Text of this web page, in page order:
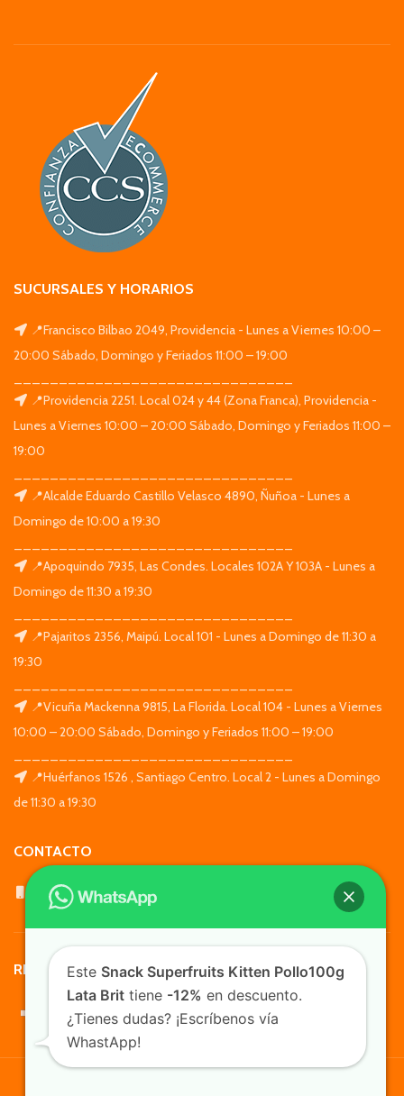
SUCURSALES Y HORARIOS
📍Francisco Bilbao 2049, Providencia - Lunes a Viernes 10:00 –
20:00 Sábado, Domingo y Feriados 11:00 – 19:00
📍Providencia 2251. Local 024 y 44 (Zona Franca), Providencia -
Lunes a Viernes 10:00 – 20:00 Sábado, Domingo y Feriados 11:00 –
19:00
📍Alcalde Eduardo Castillo Velasco 4890, Ñuñoa - Lunes a
Domingo de 10:00 a 19:30
📍Apoquindo 7935, Las Condes. Locales 102A Y 103A - Lunes a
Domingo de 11:30 a 19:30
📍Pajaritos 2356, Maipú. Local 101 - Lunes a Domingo de 11:30 a
19:30
📍Vicuña Mackenna 9815, La Florida. Local 104 - Lunes a Viernes
10:00 – 20:00 Sábado, Domingo y Feriados 11:00 – 19:00
📍Huérfanos 1526 , Santiago Centro. Local 2 - Lunes a Domingo
de 11:30 a 19:30
CONTACTO
WhatsApp: +569 7564 4676
REDES SOCIALES
TusMascotas.cl
Este Snack Superfruits Kitten Pollo100g
Lata Brit tiene -12% en descuento.
¿Tienes dudas? ¡Escríbenos vía
WhastApp!